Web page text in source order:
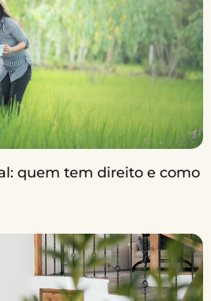
quem tem direito e como